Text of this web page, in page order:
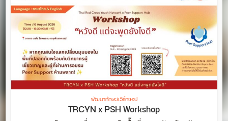
พัฒนาทักษะ/เวิร์กชอป
TRCYN x PSH Workshop